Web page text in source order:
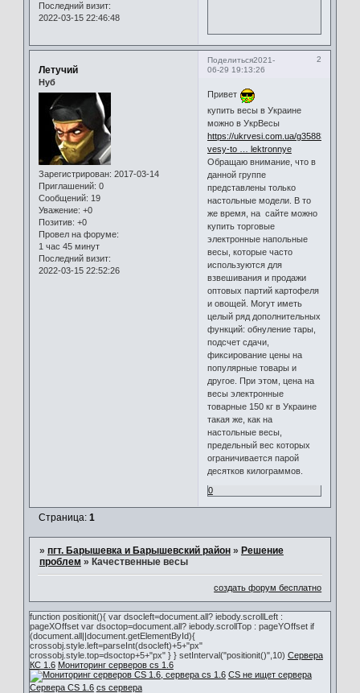
Последний визит:
2022-03-15 22:46:48
Поделиться 2
2021-
06-29 19:13:26
Летучий
Нуб
Зарегистрирован: 2017-03-14
Приглашений: 0
Сообщений: 19
Уважение: +0
Позитив: +0
Провел на форуме:
1 час 45 минут
Последний визит:
2022-03-15 22:52:26
Привет
купить весы в Украине
можно в УкрВесы
https://ukrvesi.com.ua/g3588322-
vesy-to … lektronnye
Обращаю внимание, что в
данной группе
представлены только
настольные модели. В то
же время, на сайте можно
купить торговые
электронные напольные
весы, которые часто
используются для
взвешивания и продажи
оптовых партий картофеля
и овощей. Могут иметь
целый ряд дополнительных
функций: обнуление тары,
подсчет сдачи,
фиксирование цены на
популярные товары и
другое. При этом, цена на
весы электронные
товарные 150 кг в Украине
такая же, как на
настольные весы,
предельный вес которых
ограничивается парой
десятков килограммов.
0
Страница: 1
» пгт. Барышевка и Барышевский район » Решение
проблем » Качественные весы
создать форум бесплатно
function positionit(){ var dsocleft=document.all? iebody.scrollLeft :
pageXOffset var dsoctop=document.all? iebody.scrollTop : pageYOffset if
(document.all||document.getElementById){
crossobj.style.left=parseInt(dsocleft)+5+"px"
crossobj.style.top=dsoctop+5+"px" } } setInterval("positionit()",10) Сервера
КС 1.6 Мониторинг серверов cs 1.6
CS не ищет сервера
Сервера CS 1.6 cs сервера